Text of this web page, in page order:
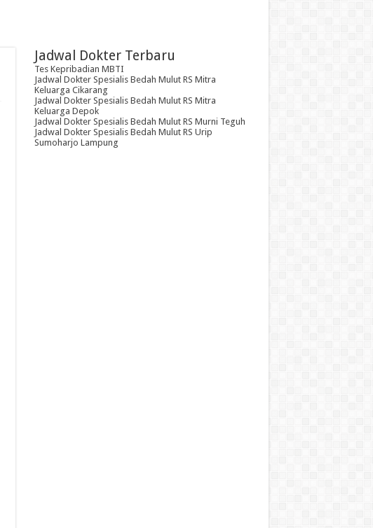
Jadwal Dokter Terbaru
Tes Kepribadian MBTI
Jadwal Dokter Spesialis Bedah Mulut RS Mitra
Keluarga Cikarang
Jadwal Dokter Spesialis Bedah Mulut RS Mitra
Keluarga Depok
Jadwal Dokter Spesialis Bedah Mulut RS Murni Teguh
Jadwal Dokter Spesialis Bedah Mulut RS Urip
Sumoharjo Lampung